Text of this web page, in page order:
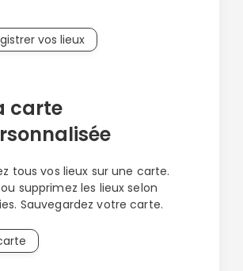
vos lieux
carte
tous vos lieux sur une carte.
supprimez les lieux selon
Sauvegardez votre carte.